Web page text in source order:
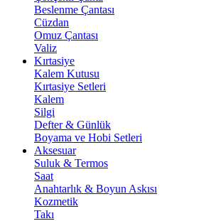
Beslenme Çantası
Cüzdan
Omuz Çantası
Valiz
Kırtasiye
Kalem Kutusu
Kırtasiye Setleri
Kalem
Silgi
Defter & Günlük
Boyama ve Hobi Setleri
Aksesuar
Suluk & Termos
Saat
Anahtarlık & Boyun Askısı
Kozmetik
Takı